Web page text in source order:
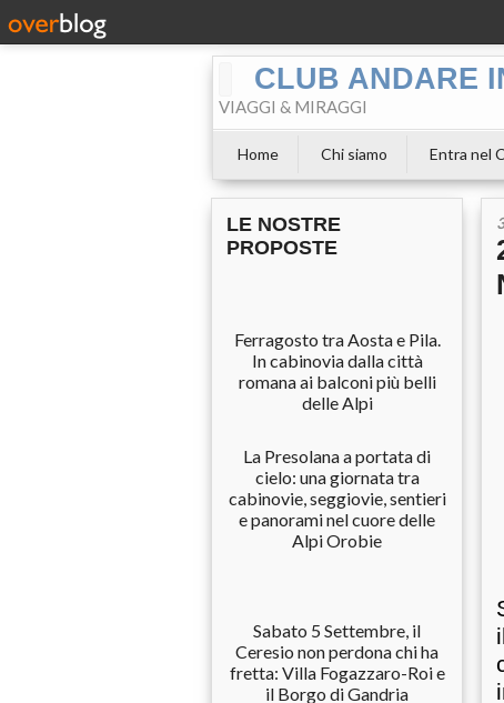
CLUB ANDARE
VIAGGI & MIRAGGI
Home Chi siamo Entra nel
LE NOSTRE
PROPOSTE
Ferragosto tra Aosta e Pila.
In cabinovia dalla città
romana ai balconi più belli
delle Alpi
La Presolana a portata di
cielo: una giornata tra
cabinovie, seggiovie, sentieri
e panorami nel cuore delle
Alpi Orobie
Sabato 5 Settembre, il
Ceresio non perdona chi ha
fretta: Villa Fogazzaro-Roi e
il Borgo di Gandria